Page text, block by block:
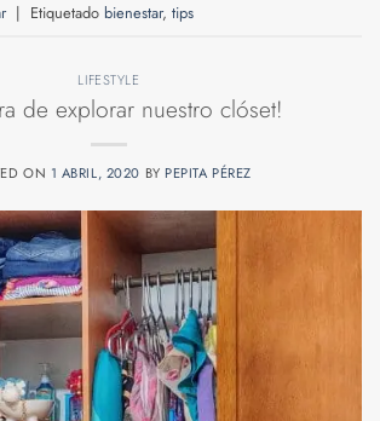
| Etiquetado bienestar, tips
LIFESTYLE
de explorar nuestro clóset!
ON 1 ABRIL, 2020 BY PEPITA PÉREZ